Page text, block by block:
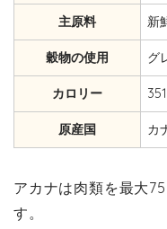
主原料 新
穀物の使用 グ
カロリー
原産国 カ
アカナは肉類を最大
す。